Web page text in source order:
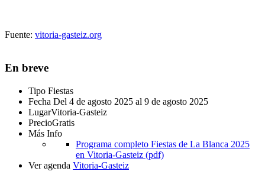
Fuente: vitoria-gasteiz.org
En breve
Tipo Fiestas
Fecha Del 4 de agosto 2025 al 9 de agosto 2025
LugarVitoria-Gasteiz
PrecioGratis
Más Info
Programa completo Fiestas de La Blanca 2025
en Vitoria-Gasteiz (pdf)
Ver agenda Vitoria-Gasteiz